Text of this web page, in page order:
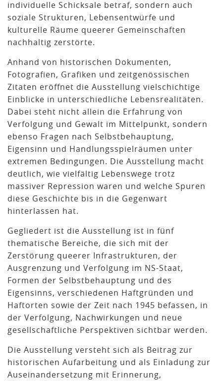
individuelle Schicksale betraf, sondern auch
soziale Strukturen, Lebensentwürfe und
kulturelle Räume queerer Gemeinschaften
nachhaltig zerstörte.
Anhand von historischen Dokumenten,
Fotografien, Grafiken und zeitgenössischen
Zitaten eröffnet die Ausstellung vielschichtige
Einblicke in unterschiedliche Lebensrealitäten.
Dabei steht nicht allein die Erfahrung von
Verfolgung und Gewalt im Mittelpunkt, sondern
ebenso Fragen nach Selbstbehauptung,
Eigensinn und Handlungsspielräumen unter
extremen Bedingungen. Die Ausstellung macht
deutlich, wie vielfältig Lebenswege trotz
massiver Repression waren und welche Spuren
diese Geschichte bis in die Gegenwart
hinterlassen hat.
Gegliedert ist die Ausstellung ist in fünf
thematische Bereiche, die sich mit der
Zerstörung queerer Infrastrukturen, der
Ausgrenzung und Verfolgung im NS-Staat,
Formen der Selbstbehauptung und des
Eigensinns, verschiedenen Haftgründen und
Haftorten sowie der Zeit nach 1945 befassen, in
der Verfolgung, Nachwirkungen und neue
gesellschaftliche Perspektiven sichtbar werden.
Die Ausstellung versteht sich als Beitrag zur
historischen Aufarbeitung und als Einladung zur
Auseinandersetzung mit Erinnerung,